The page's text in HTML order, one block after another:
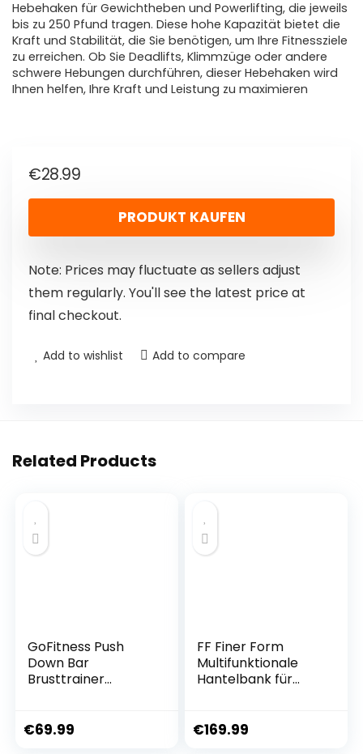
Hebehaken für Gewichtheben und Powerlifting, die jeweils
bis zu 250 Pfund tragen. Diese hohe Kapazität bietet die
Kraft und Stabilität, die Sie benötigen, um Ihre Fitnessziele
zu erreichen. Ob Sie Deadlifts, Klimmzüge oder andere
schwere Hebungen durchführen, dieser Hebehaken wird
Ihnen helfen, Ihre Kraft und Leistung zu maximieren
€28.99
PRODUKT KAUFEN
Note: Prices may fluctuate as sellers adjust
them regularly. You'll see the latest price at
final checkout.
Add to wishlist Add to compare
Related Products
GoFitness Push
Down Bar
Brusttrainer
Krafttraining
€69.99
FF Finer Form
Multifunktionale
Hantelbank für
Rückenverlängerun
€169.99